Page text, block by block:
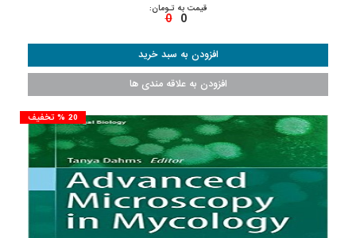
قیمت به تـومان:
0
0
20 % تخفیف